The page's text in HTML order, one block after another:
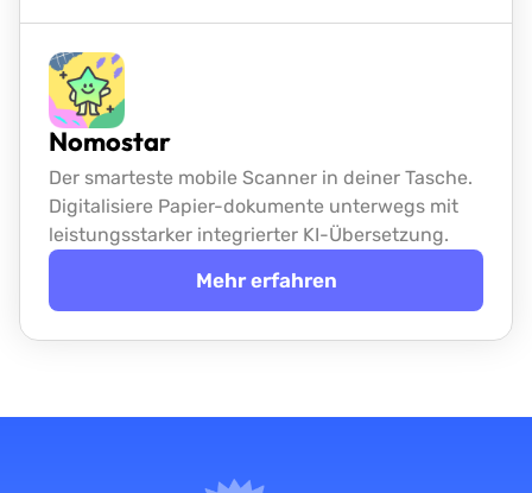
Nomostar
Der smarteste mobile Scanner in deiner Tasche.
Digitalisiere Papier-dokumente unterwegs mit
leistungsstarker integrierter KI-Übersetzung.
Mehr erfahren